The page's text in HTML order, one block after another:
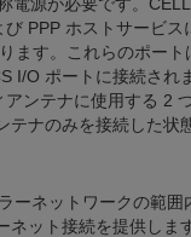
PPP ホストサービス
ます。これらのポー
I/O ポートに接続され
ンテナに使用する 2
ナのみを接続した状
ーネットワークの範
ネット接続を提供しま